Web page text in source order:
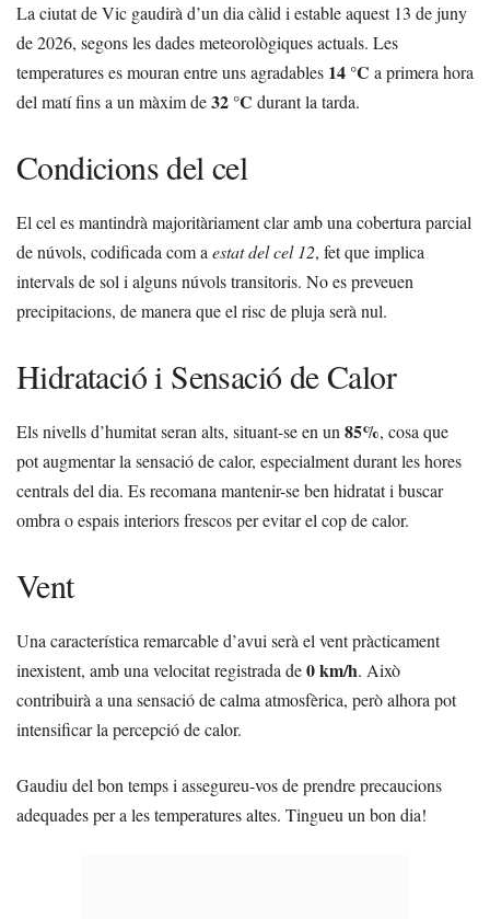
La ciutat de Vic gaudirà d’un dia càlid i estable aquest 13 de juny
de 2026, segons les dades meteorològiques actuals. Les
temperatures es mouran entre uns agradables 14 °C a primera hora
del matí fins a un màxim de32 °C durant la tarda.
Condicions del cel
El cel es mantindrà majoritàriament clar amb una cobertura parcial
de núvols, codificada com aestat del cel 12, fet que implica
intervals de sol i alguns núvols transitoris. No es preveuen
precipitacions, de manera que el risc de pluja serà nul.
Hidratació i Sensació de Calor
Els nivells d’humitat seran alts, situant-se en un85%, cosa que
pot augmentar la sensació de calor, especialment durant les hores
centrals del dia. Es recomana mantenir-se ben hidratat i buscar
ombra o espais interiors frescos per evitar el cop de calor.
Vent
Una característica remarcable d’avui serà el vent pràcticament
inexistent, amb una velocitat registrada de0 km/h. Això
contribuirà a una sensació de calma atmosfèrica, però alhora pot
intensificar la percepció de calor.
Gaudiu del bon temps i assegureu-vos de prendre precaucions
adequades per a les temperatures altes. Tingueu un bon dia!